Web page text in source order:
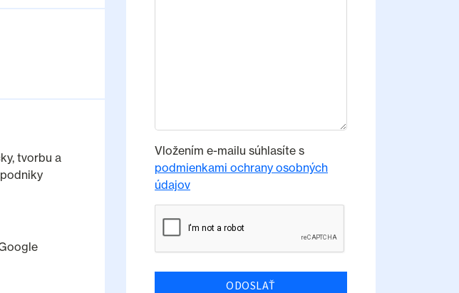
tvorbu a
Vložením e-mailu súhlasíte s
podmienkami ochrany osobných
údajov
ODOSLAŤ